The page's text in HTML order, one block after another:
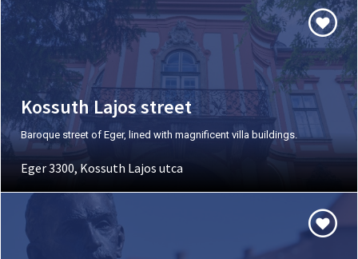
Kossuth Lajos street
Baroque street of Eger, lined with magnificent villa buildings.
Eger 3300, Kossuth Lajos utca